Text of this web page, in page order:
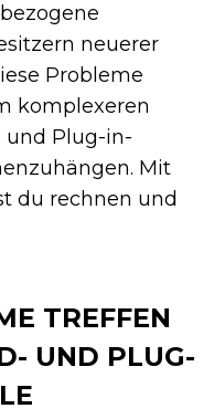
neuerer
Probleme
komplexeren
und Plug-in-
Mit
du rechnen und
TREFFEN
UND PLUG-